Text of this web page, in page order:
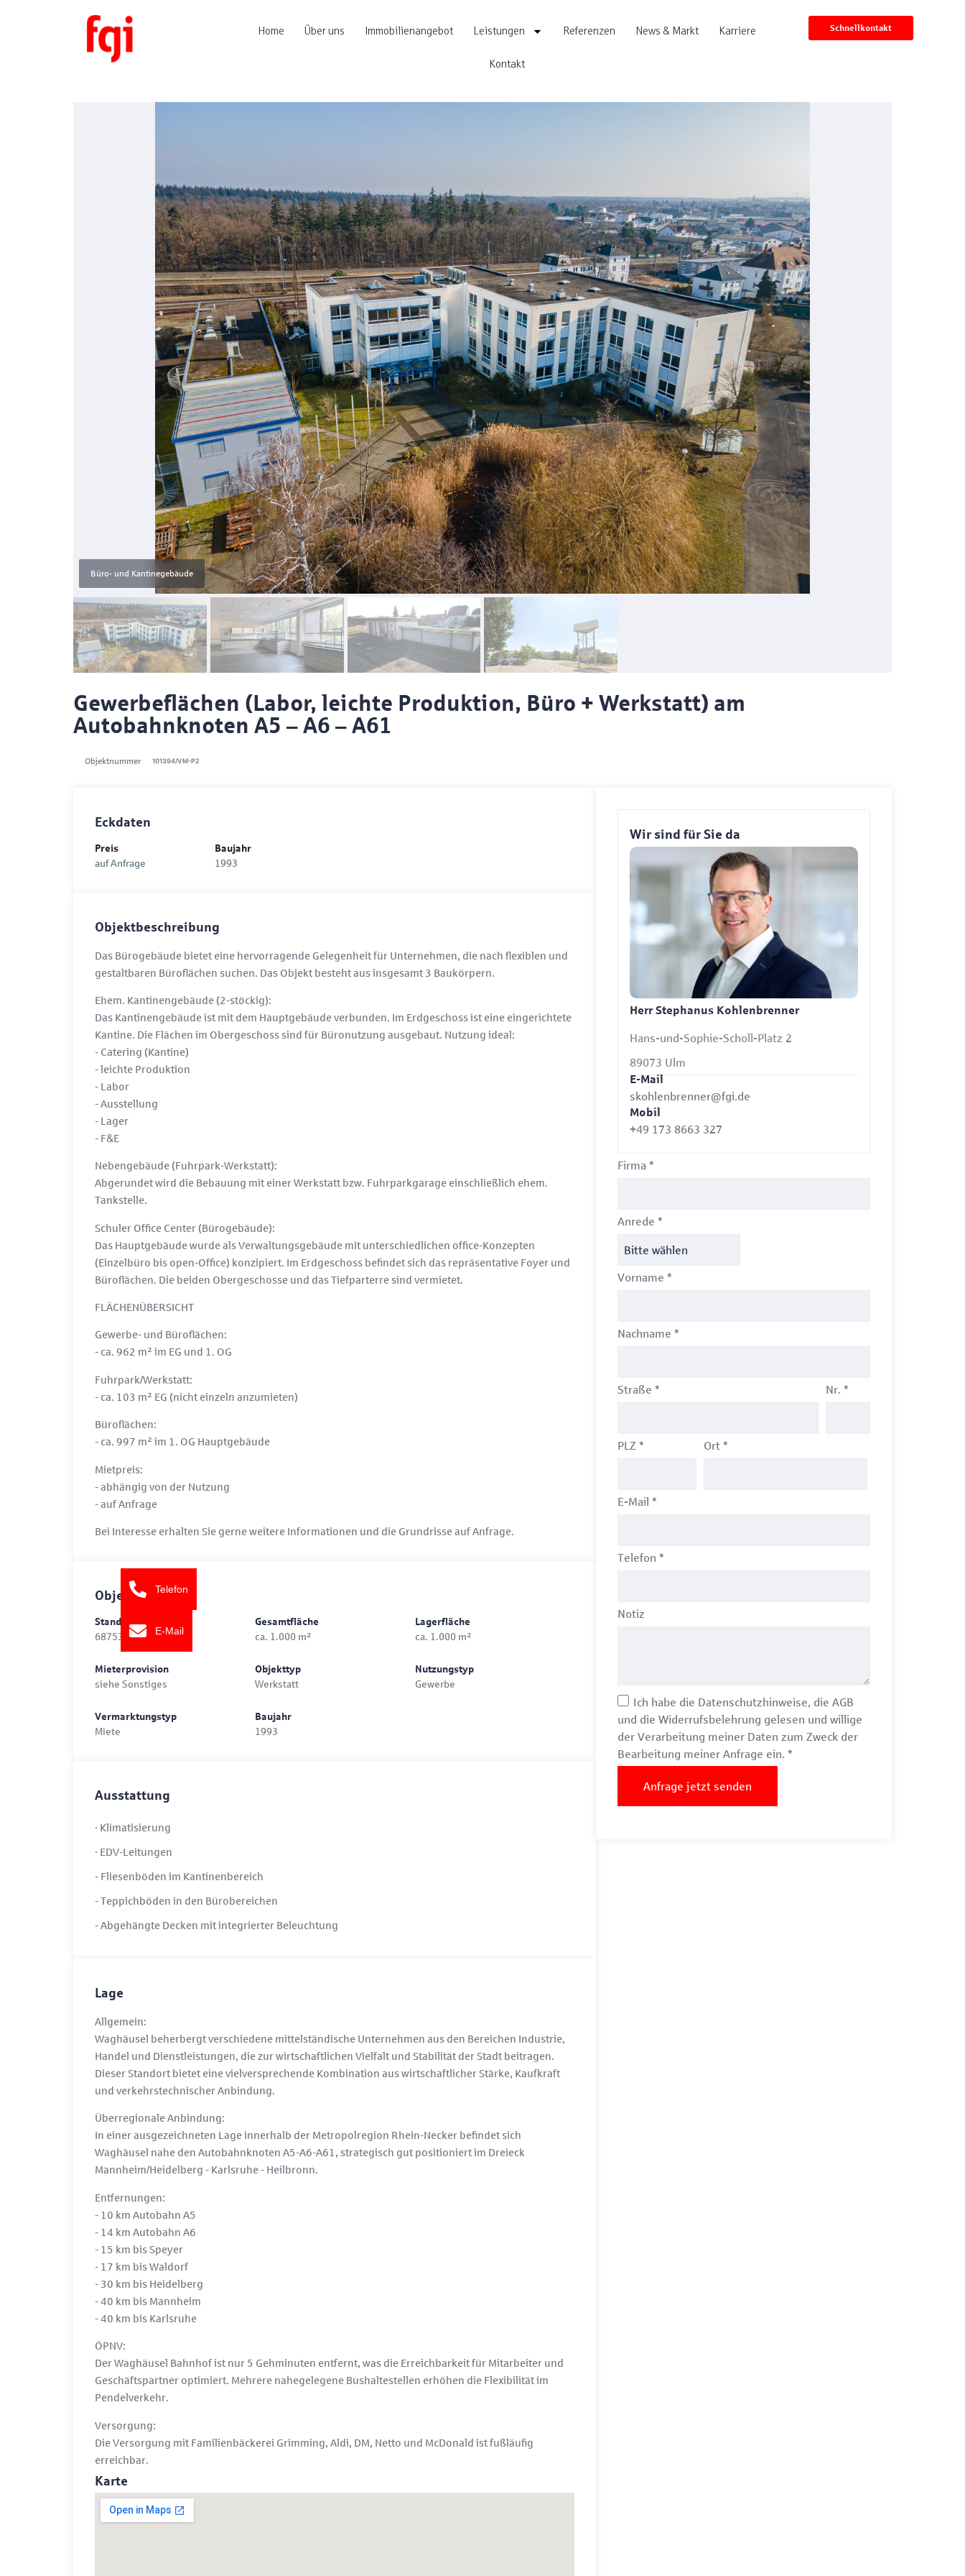
Home Über uns Immobilienangebot Leistungen Referenzen News & Markt Karriere
Kontakt
Schnellkontakt
Büro- und Kantinegebäude
Gewerbeflächen (Labor, leichte Produktion, Büro + Werkstatt) am
Autobahnknoten A5 – A6 – A61
Objektnummer 101394/VM-P2
Eckdaten
Preis
auf Anfrage
Baujahr
1993
Objektbeschreibung
Das Bürogebäude bietet eine hervorragende Gelegenheit für Unternehmen, die nach flexiblen und
gestaltbaren Büroflächen suchen. Das Objekt besteht aus insgesamt 3 Baukörpern.
Ehem. Kantinengebäude (2-stöckig):
Das Kantinengebäude ist mit dem Hauptgebäude verbunden. Im Erdgeschoss ist eine eingerichtete
Kantine. Die Flächen im Obergeschoss sind für Büronutzung ausgebaut. Nutzung ideal:
- Catering (Kantine)
- leichte Produktion
- Labor
- Ausstellung
- Lager
- F&E
Nebengebäude (Fuhrpark-Werkstatt):
Abgerundet wird die Bebauung mit einer Werkstatt bzw. Fuhrparkgarage einschließlich ehem.
Tankstelle.
Schuler Office Center (Bürogebäude):
Das Hauptgebäude wurde als Verwaltungsgebäude mit unterschiedlichen office-Konzepten
(Einzelbüro bis open-Office) konzipiert. Im Erdgeschoss befindet sich das repräsentative Foyer und
Büroflächen. Die beiden Obergeschosse und das Tiefparterre sind vermietet.
FLÄCHENÜBERSICHT
Gewerbe- und Büroflächen:
- ca. 962 m² im EG und 1. OG
Fuhrpark/Werkstatt:
- ca. 103 m² EG (nicht einzeln anzumieten)
Büroflächen:
- ca. 997 m² im 1. OG Hauptgebäude
Mietpreis:
- abhängig von der Nutzung
- auf Anfrage
Bei Interesse erhalten Sie gerne weitere Informationen und die Grundrisse auf Anfrage.
Objektdaten
Standort
68753 Waghäusel
Gesamtfläche
ca. 1.000 m²
Lagerfläche
ca. 1.000 m²
Mieterprovision
siehe Sonstiges
Objekttyp
Werkstatt
Nutzungstyp
Gewerbe
Vermarktungstyp
Miete
Baujahr
1993
Ausstattung
· Klimatisierung
· EDV-Leitungen
- Fliesenböden im Kantinenbereich
- Teppichböden in den Bürobereichen
- Abgehängte Decken mit integrierter Beleuchtung
Lage
Allgemein:
Waghäusel beherbergt verschiedene mittelständische Unternehmen aus den Bereichen Industrie,
Handel und Dienstleistungen, die zur wirtschaftlichen Vielfalt und Stabilität der Stadt beitragen.
Dieser Standort bietet eine vielversprechende Kombination aus wirtschaftlicher Stärke, Kaufkraft
und verkehrstechnischer Anbindung.
Überregionale Anbindung:
In einer ausgezeichneten Lage innerhalb der Metropolregion Rhein-Necker befindet sich
Waghäusel nahe den Autobahnknoten A5-A6-A61, strategisch gut positioniert im Dreieck
Mannheim/Heidelberg - Karlsruhe - Heilbronn.
Entfernungen:
- 10 km Autobahn A5
- 14 km Autobahn A6
- 15 km bis Speyer
- 17 km bis Waldorf
- 30 km bis Heidelberg
- 40 km bis Mannheim
- 40 km bis Karlsruhe
ÖPNV:
Der Waghäusel Bahnhof ist nur 5 Gehminuten entfernt, was die Erreichbarkeit für Mitarbeiter und
Geschäftspartner optimiert. Mehrere nahegelegene Bushaltestellen erhöhen die Flexibilität im
Pendelverkehr.
Versorgung:
Die Versorgung mit Familienbäckerei Grimming, Aldi, DM, Netto und McDonald ist fußläufig
erreichbar.
Karte
Wir sind für Sie da
Herr Stephanus Kohlenbrenner
Hans-und-Sophie-Scholl-Platz 2
89073 Ulm
E-Mail
skohlenbrenner@fgi.de
Mobil
+49 173 8663 327
Firma*
Anrede*
Vorname*
Nachname*
Straße* Nr. *
PLZ* Ort *
E-Mail*
Telefon*
Notiz
Ich habe die Datenschutzhinweise, die AGB
und dieWiderrufsbelehrung gelesen und willige
der Verarbeitung meiner Daten zum Zweck der
Bearbeitung meiner Anfrage ein.*
Anfrage jetzt senden
Telefon
E-Mail